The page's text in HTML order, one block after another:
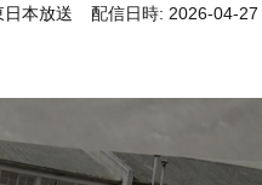
日本放送 配信日時: 2026-04-